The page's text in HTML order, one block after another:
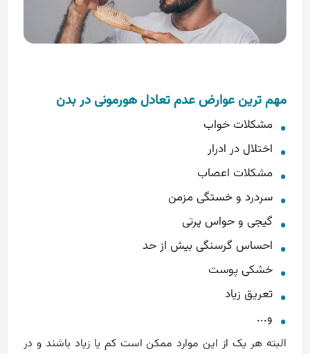
مهم ترین عوارض عدم تعادل هورمونی در بدن
مشکلات خواب
اختلال در ادرار
مشکلات اعصاب
سردرد و خستگی مزمن
گیجی و حواس پرتی
احساس گرسنگی بیش از حد
خشکی پوست
تعریق زیاد
و...
البته هر یک از این موارد ممکن است کم یا زیاد باشند و در